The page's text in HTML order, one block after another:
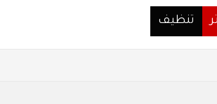
تنظيف